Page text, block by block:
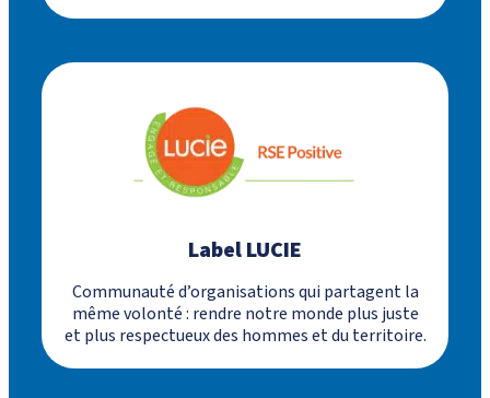
Label LUCIE
Communauté d’organisations qui partagent la
même volonté : rendre notre monde plus juste
et plus respectueux des hommes et du territoire.